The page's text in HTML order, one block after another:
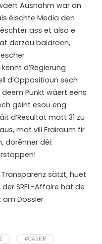
Ausnahm war an
éischte Media den
ass et also e
derzou bäidroen,
d’Regierung
d’Oppositioun sech
Punkt wäert eens
géint esou eng
d’Resultat matt 31 zu
mat vill Fräiraum fir
dorënner déi:
sätzt, huet
SREL-Affaire hat de
am Dossier
#CASIER